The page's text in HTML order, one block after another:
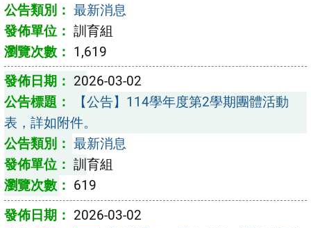
最新消息
訓育組
1,619
2026-03-02
【公告】114學年度第2學期團體活動
表，詳如附件。
最新消息
訓育組
619
2026-03-02